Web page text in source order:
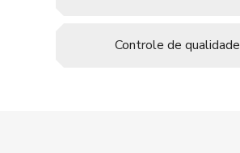
Controle de qualidade